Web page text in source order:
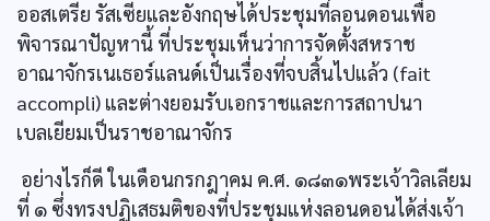
ออสเตรีย รัสเซียและอังกฤษได้ประชุมที่ลอนดอนเพื่อ
พิจารณาปัญหานี้ ที่ประชุมเห็นว่าการจัดตั้งสหราช
อาณาจักรเนเธอร์แลนด์เป็นเรื่องที่จบสิ้นไปแล้ว (fait
accompli) และต่างยอมรับเอกราชและการสถาปนา
เบลเยียมเป็นราชอาณาจักร
อย่างไรก็ดี ในเดือนกรกฎาคม ค.ศ. ๑๘๓๑พระเจ้าวิลเลียม
ที่ ๑ ซึ่งทรงปฏิเสธมติของที่ประชุมแห่งลอนดอนได้ส่งเจ้า